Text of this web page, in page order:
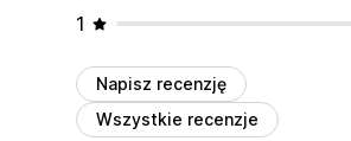
1
Napisz recenzję
Wszystkie recenzje